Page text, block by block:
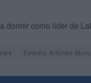
dormir como líder de
Estadio Alfonso